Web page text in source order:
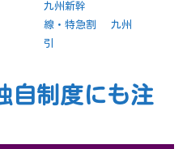
九州新幹
線・特急割
引
九州
自制度にも注